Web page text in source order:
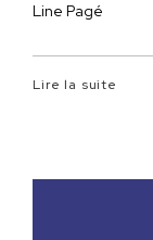
Line Pagé
Lire la suite